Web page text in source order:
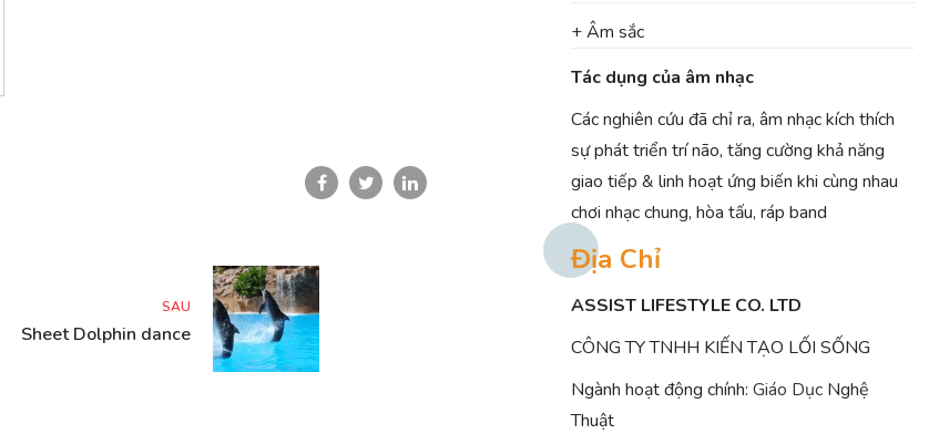
SAU
Sheet Dolphin dance
+ Âm sắc
Tác dụng của âm nhạc
Các nghiên cứu đã chỉ ra, âm nhạc kích thích
sự phát triển trí não, tăng cường khả năng
giao tiếp & linh hoạt ứng biến khi cùng nhau
chơi nhạc chung, hòa tấu, ráp band
Địa Chỉ
ASSIST LIFESTYLE CO. LTD
CÔNG TY TNHH KIẾN TẠO LỐI SỐNG
Ngành hoạt động chính: Giáo Dục Nghệ
Thuật